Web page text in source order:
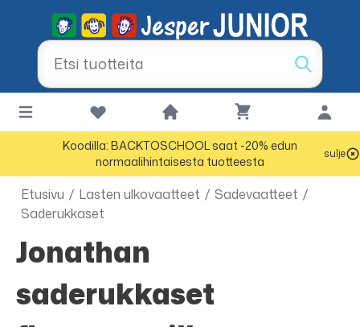
Koodilla: BACKTOSCHOOL saat -20% edun
normaalihintaisesta tuotteesta
sulje
Etusivu / Lasten ulkovaatteet / Sadevaatteet /
Saderukkaset
Jonathan
saderukkaset